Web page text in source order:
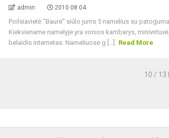
admin 2010 08 04
Poilsiavietė "Baure" siūlo jums 5 namelius su
Kiekviename namelyje yra vonios kambarys,
belaidis internetas. Nameliuose g [...]
Read More
10 / 13